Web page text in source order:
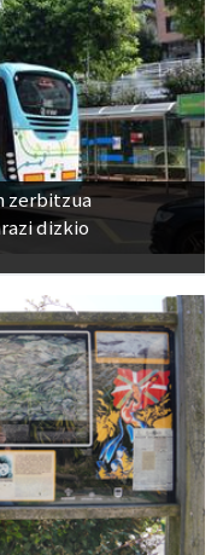
zerbitzua
dizkio